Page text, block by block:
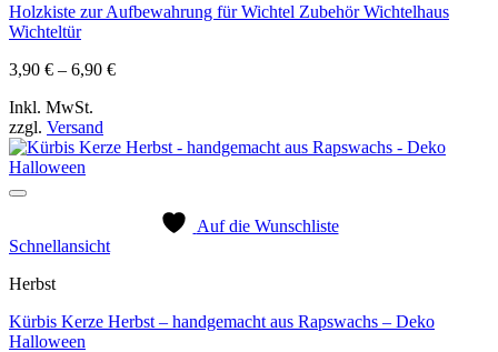
Holzkiste zur Aufbewahrung für Wichtel Zubehör Wichtelhaus
Wichteltür
3,90 € – 6,90 €Preisspanne:
Inkl. MwSt.
zzgl. Versand
Auf die Wunschliste
Schnellansicht
Herbst
Kürbis Kerze Herbst – handgemacht aus Rapswachs – Deko
Halloween